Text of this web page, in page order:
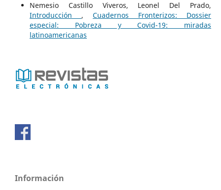
Nemesio Castillo Viveros, Leonel Del Prado,
Introducción , Cuadernos Fronterizos: Dossier
especial: Pobreza y Covid-19: miradas
latinoamericanas
Información